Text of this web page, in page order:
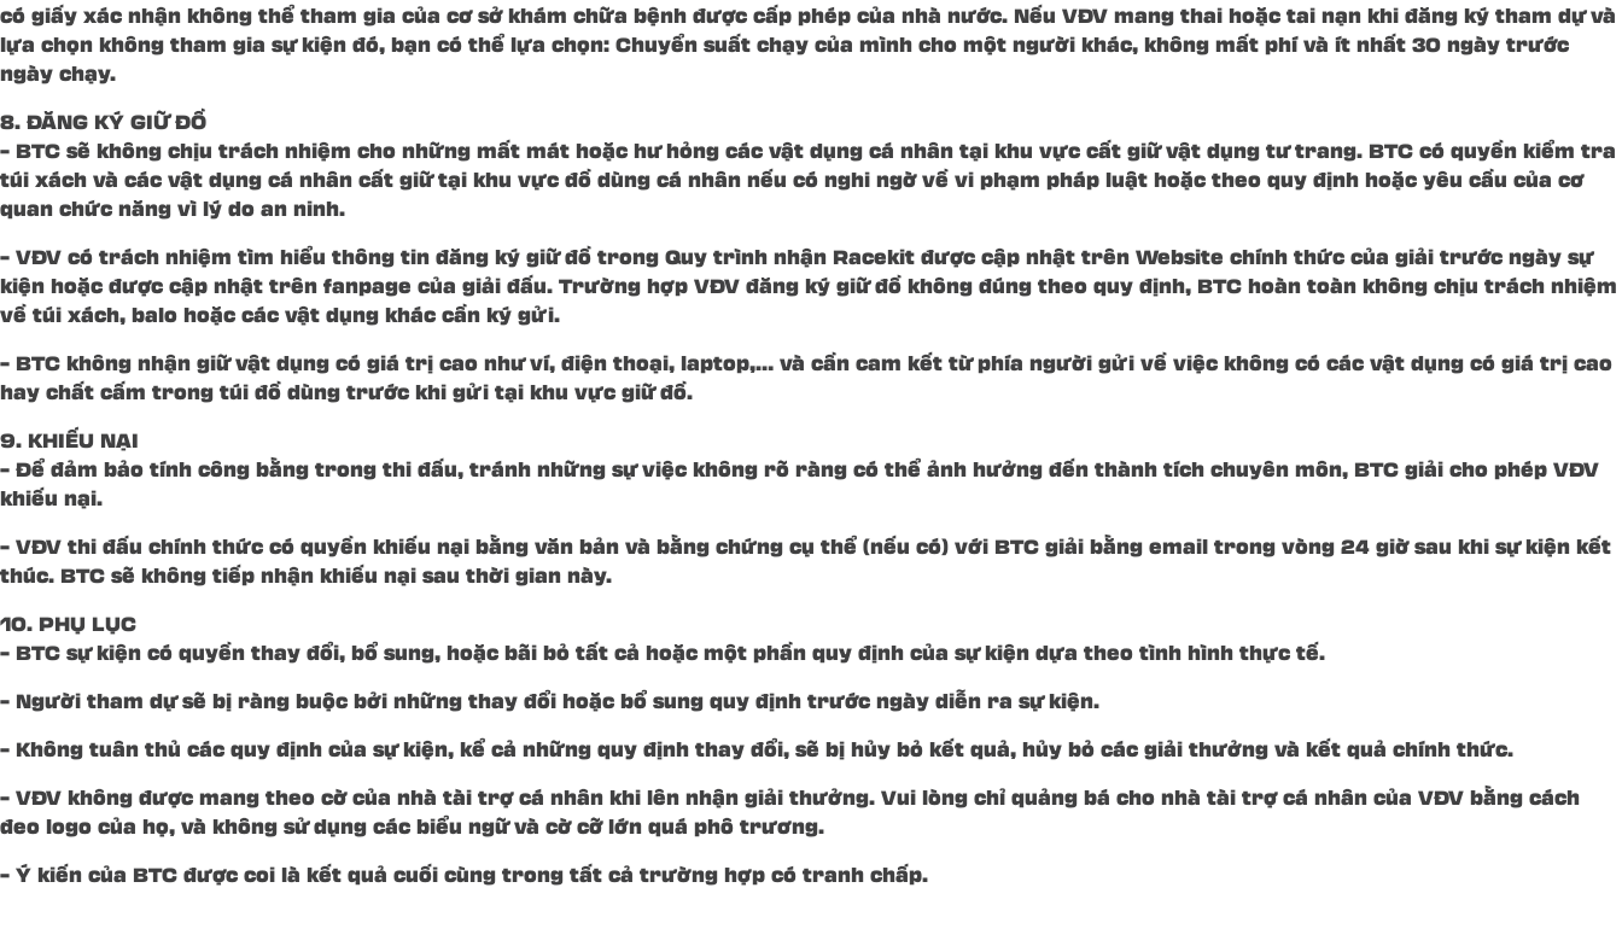
có giấy xác nhận không thể tham gia của cơ sở khám chữa bệnh được cấp phép của nhà nước. Nếu VĐV mang thai hoặc tai nạn khi đăng ký tham dự và
lựa chọn không tham gia sự kiện đó, bạn có thể lựa chọn: Chuyển suất chạy của mình cho một người khác, không mất phí và ít nhất 30 ngày trước
ngày chạy.
8. ĐĂNG KÝ GIỮ ĐỒ
– BTC sẽ không chịu trách nhiệm cho những mất mát hoặc hư hỏng các vật dụng cá nhân tại khu vực cất giữ vật dụng tư trang. BTC có quyền kiểm tra
túi xách và các vật dụng cá nhân cất giữ tại khu vực đồ dùng cá nhân nếu có nghi ngờ về vi phạm pháp luật hoặc theo quy định hoặc yêu cầu của cơ
quan chức năng vì lý do an ninh.
– VĐV có trách nhiệm tìm hiểu thông tin đăng ký giữ đồ trong Quy trình nhận Racekit được cập nhật trên Website chính thức của giải trước ngày sự
kiện hoặc được cập nhật trên fanpage của giải đấu. Trường hợp VĐV đăng ký giữ đồ không đúng theo quy định, BTC hoàn toàn không chịu trách nhiệm
về túi xách, balo hoặc các vật dụng khác cần ký gửi.
– BTC không nhận giữ vật dụng có giá trị cao như ví, điện thoại, laptop,… và cần cam kết từ phía người gửi về việc không có các vật dụng có giá trị cao
hay chất cấm trong túi đồ dùng trước khi gửi tại khu vực giữ đồ.
9. KHIẾU NẠI
– Để đảm bảo tính công bằng trong thi đấu, tránh những sự việc không rõ ràng có thể ảnh hưởng đến thành tích chuyên môn, BTC giải cho phép VĐV
khiếu nại.
– VĐV thi đấu chính thức có quyền khiếu nại bằng văn bản và bằng chứng cụ thể (nếu có) với BTC giải bằng email trong vòng 24 giờ sau khi sự kiện kết
thúc. BTC sẽ không tiếp nhận khiếu nại sau thời gian này.
10. PHỤ LỤC
– BTC sự kiện có quyền thay đổi, bổ sung, hoặc bãi bỏ tất cả hoặc một phần quy định của sự kiện dựa theo tình hình thực tế.
– Người tham dự sẽ bị ràng buộc bởi những thay đổi hoặc bổ sung quy định trước ngày diễn ra sự kiện.
– Không tuân thủ các quy định của sự kiện, kể cả những quy định thay đổi, sẽ bị hủy bỏ kết quả, hủy bỏ các giải thưởng và kết quả chính thức.
– VĐV không được mang theo cờ của nhà tài trợ cá nhân khi lên nhận giải thưởng. Vui lòng chỉ quảng bá cho nhà tài trợ cá nhân của VĐV bằng cách
đeo logo của họ, và không sử dụng các biểu ngữ và cờ cỡ lớn quá phô trương.
– Ý kiến của BTC được coi là kết quả cuối cùng trong tất cả trường hợp có tranh chấp.